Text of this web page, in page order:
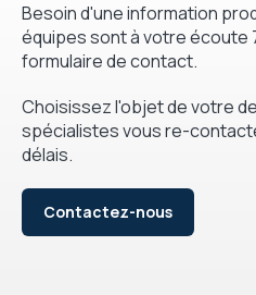
Besoin d'une information
équipes sont à votre écoute
formulaire de contact.
Choisissez l'objet de votre
spécialistes vous re-
délais.
Contactez-nous